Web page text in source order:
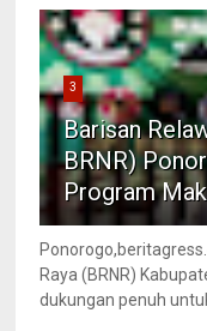
3
Barisan
BRNR)
Program
Raya (BRNR)
dukungan penuh